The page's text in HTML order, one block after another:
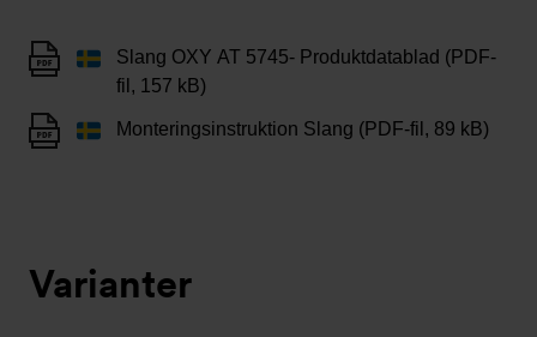
Slang OXY AT 5745- Produktdatablad (PDF-
fil, 157 kB)
Monteringsinstruktion Slang (PDF-fil, 89 kB)
Varianter